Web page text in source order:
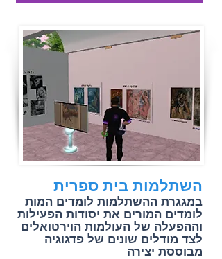
השתלמות בית ספרית
במגגרת ההשתלמות לומדים המות
לומדים המורים את יסודות הפעילות
וההפעלה של העולמות הוירטואלים
לצד מודלים שונים של פדגוגיה
מבוססת יצירה